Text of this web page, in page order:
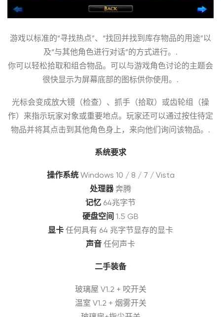
游戏以标准的“寻找热点”、“找回并找到库存物品的用途”以
及“与其他角色进行对话”的方式进行。.
你可以轻松拾取和组合物品。可以与游戏角色讨论的主题会
很快显示为屏幕底部的图标供你使用。.
光标会变成放大镜（检查）、抓手（拾取）或齿轮组（操
作）来指示玩家对象或重要地点。玩家还可以通过按住待定
物品并将其点击到其他角色身上，来向他们询问该物品。.
系统要求
操作系统Windows 10 / 8 / 7 / Vista
处理器奔腾
记忆 64兆字节
硬盘空间 1.5 GB
显卡 任何具有 64 兆字节显存的显卡
声音 任何声卡
二手装备
玻璃屋 V1.2 + 咬开关
温室 V1.2 + 烟雾开关